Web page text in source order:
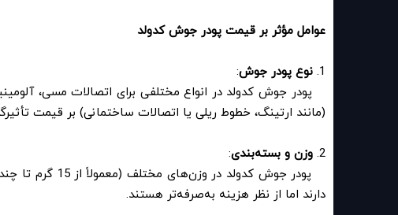
عوامل مؤثر بر قیمت پودر جوش کدولد
1. نوع پودر جوش:
پودر جوش کدولد در انواع مختلفی برای اتصالات مسی،
(مانند ارتینگ، خطوط ریلی یا اتصالات ساختمانی) بر قیمت
2. وزن و بسته‌بندی:
پودر جوش
دارند اما از نظر هزینه به‌صرفه‌تر هستند.